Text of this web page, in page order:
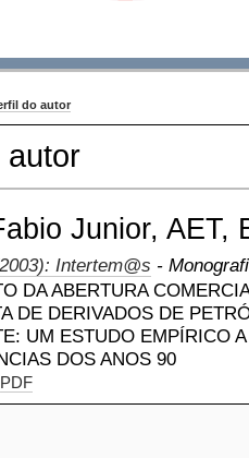
do autor
autor
Junior, AET,
Intertem@s -
DA ABERTURA
DE DERIVADOS DE
UM ESTUDO EMPÍRICO
DOS ANOS 90
PDF